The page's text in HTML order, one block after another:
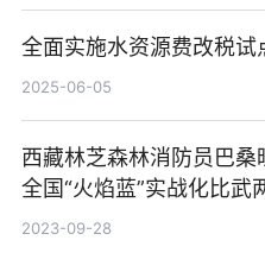
全面实施水资源费改税
2025-06-05
西藏林芝森林消防员巴桑
全国“火焰蓝”实战化比武
牌_天天百事通
2023-09-28